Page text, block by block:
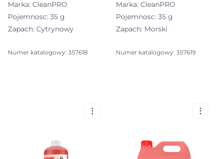
Marka: CleanPRO
Pojemnosc: 35 g
Zapach: Cytrynowy
Numer katalogowy: 357618
Marka: CleanPRO
Pojemnosc: 35 g
Zapach: Morski
Numer katalogowy: 357619